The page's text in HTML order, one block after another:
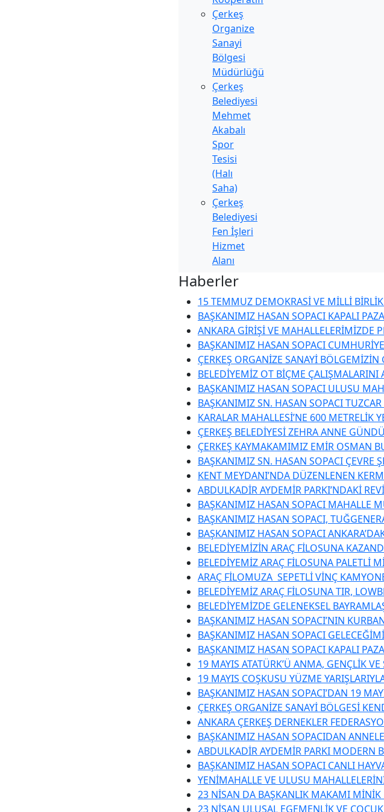
Çerkeş
Organize
Sanayi
Bölgesi
Müdürlüğü
Çerkeş
Belediyesi
Mehmet
Akabalı
Spor
Tesisi
(Halı
Saha)
Çerkeş
Belediyesi
Fen İşleri
Hizmet
Alanı
Haberler
15 TEMMUZ DEMOKRASİ VE MİLLİ
BAŞKANIMIZ HASAN SOPACI KAPALI
ANKARA GİRİŞİ VE MAHALLELERİMİZDE
BAŞKANIMIZ HASAN SOPACI
ÇERKEŞ ORGANİZE SANAYİ
BELEDİYEMİZ OT BİÇME ÇALIŞMALARINI
BAŞKANIMIZ HASAN SOPACI ULUSU
BAŞKANIMIZ SN. HASAN SOPACI
KARALAR MAHALLESİ’NE 600 METRELİK
ÇERKEŞ BELEDİYESİ ZEHRA ANNE
ÇERKEŞ KAYMAKAMIMIZ EMİR OSMAN
BAŞKANIMIZ SN. HASAN SOPACI ÇEVRE
KENT MEYDANI’NDA DÜZENLENEN
ABDULKADİR AYDEMİR PARKI’NDAKİ
BAŞKANIMIZ HASAN SOPACI MAHALLE
BAŞKANIMIZ HASAN SOPACI,
BAŞKANIMIZ HASAN SOPACI
BELEDİYEMİZİN ARAÇ FİLOSUNA
BELEDİYEMİZ ARAÇ FİLOSUNA PALETLİ
ARAÇ FİLOMUZA SEPETLİ VİNÇ
BELEDİYEMİZ ARAÇ FİLOSUNA TIR,
BELEDİYEMİZDE GELENEKSEL
BAŞKANIMIZ HASAN SOPACI’NIN
BAŞKANIMIZ HASAN SOPACI
BAŞKANIMIZ HASAN SOPACI KAPALI
19 MAYIS ATATÜRK’Ü ANMA, GENÇLİK
19 MAYIS COŞKUSU YÜZME
BAŞKANIMIZ HASAN SOPACI’DAN 19
ÇERKEŞ ORGANİZE SANAYİ BÖLGESİ
ANKARA ÇERKEŞ DERNEKLER
BAŞKANIMIZ HASAN SOPACIDAN
ABDULKADİR AYDEMİR PARKI MODERN
BAŞKANIMIZ HASAN SOPACI CANLI
YENİMAHALLE VE ULUSU
23 NİSAN DA BAŞKANLIK MAKAMI MİNİK
23 NİSAN ULUSAL EGEMENLİK VE